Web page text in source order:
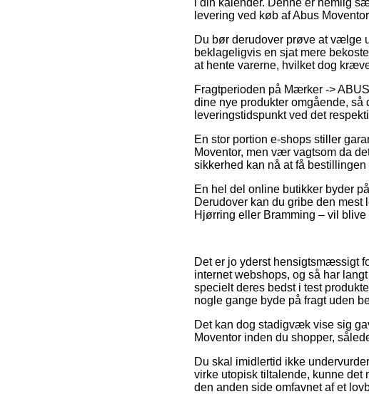
levering ved køb af Abus
Du bør derudover prøve at vælge
beklageligvis en sjat mere
at hente varerne, hvilket dog
Fragtperioden på Mærker ->
dine nye produkter omgående, så
leveringstidspunkt ved det
En stor portion e-shops stiller
Moventor, men vær vagtsom da
sikkerhed kan nå at få
En hel del online butikker byder
Derudover kan du gribe den mest
Hjørring eller Bramming – vil
Det er jo yderst hensigtsmæssigt
internet webshops, og så har
specielt deres bedst i test
nogle gange byde på fragt uden
Det kan dog stadigvæk vise sig
Moventor inden du shopper,
Du skal imidlertid ikke
virke utopisk tiltalende, kunne det
den anden side omfavnet af et